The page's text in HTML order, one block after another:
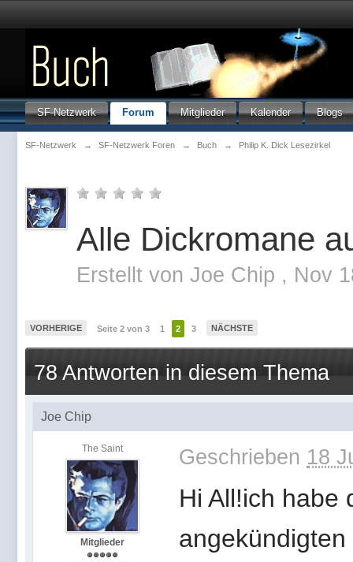
SF-Netzwerk Forum Mitglieder Kalender Blogs
SF-Netzwerk → SF-Netzwerk Foren → Buch → Philip K. Dick Lesezirkel
Alle Dickromane
Erstellt von Joe Chip , Nov
VORHERIGE Seite 2 von 3 1 2 3 NÄCHSTE
78 Antworten in diesem Thema
Joe Chip
The Saint
Mitglieder
Geschrieben 18
Hi All!ich habe